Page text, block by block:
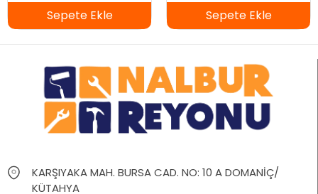
Sepete Ekle Sepete Ekle
KARŞIYAKA MAH. BURSA CAD. NO: 10 A DOMANİÇ/
KÜTAHYA